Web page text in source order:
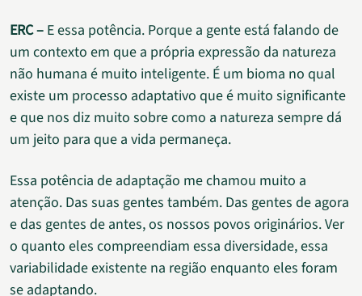
ERC – E essa potência. Porque a gente está falando de
um contexto em que a própria expressão da natureza
não humana é muito inteligente. É um bioma no qual
existe um processo adaptativo que é muito significante
e que nos diz muito sobre como a natureza sempre dá
um jeito para que a vida permaneça.
Essa potência de adaptação me chamou muito a
atenção. Das suas gentes também. Das gentes de agora
e das gentes de antes, os nossos povos originários. Ver
o quanto eles compreendiam essa diversidade, essa
variabilidade existente na região enquanto eles foram
se adaptando.